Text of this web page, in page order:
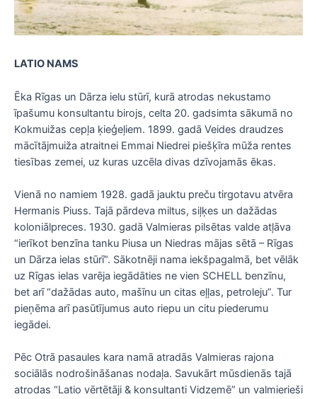
LATIO NAMS
Ēka Rīgas un Dārza ielu stūrī, kurā atrodas nekustamo
īpašumu konsultantu birojs, celta 20. gadsimta sākumā no
Kokmuižas cepļa ķieģeļiem. 1899. gadā Veides draudzes
mācītājmuiža atraitnei Emmai Niedrei piešķīra mūža rentes
tiesības zemei, uz kuras uzcēla divas dzīvojamās ēkas.
Vienā no namiem 1928. gadā jauktu preču tirgotavu atvēra
Hermanis Piuss. Tajā pārdeva miltus, siļķes un dažādas
koloniālpreces. 1930. gadā Valmieras pilsētas valde atļāva
“ierīkot benzīna tanku Piusa un Niedras mājas sētā – Rīgas
un Dārza ielas stūrī“. Sākotnēji nama iekšpagalmā, bet vēlāk
uz Rīgas ielas varēja iegādāties ne vien SCHELL benzīnu,
bet arī “dažādas auto, mašīnu un citas eļļas, petroleju”. Tur
pieņēma arī pasūtījumus auto riepu un citu piederumu
iegādei.
Pēc Otrā pasaules kara namā atradās Valmieras rajona
sociālās nodrošināšanas nodaļa. Savukārt mūsdienās tajā
atrodas “Latio vērtētāji & konsultanti Vidzemē” un valmierieši